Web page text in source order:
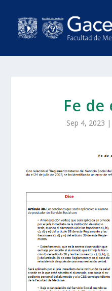
Fe de
Sep 4, 2023 |